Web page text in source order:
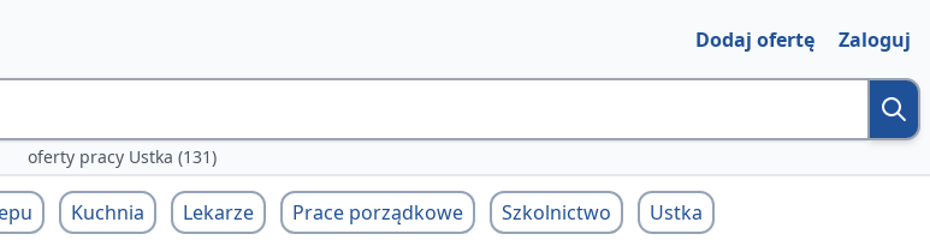
Dodaj ofertę Zaloguj
oferty pracy Ustka (131)
Kuchnia Lekarze Prace porządkowe Szkolnictwo Ustka